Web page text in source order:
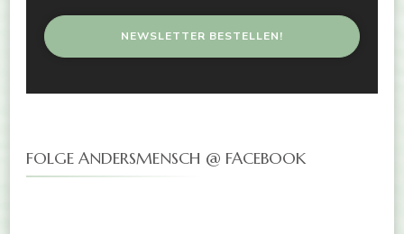
FOLGE ANDERSMENSCH @ FACEBOOK